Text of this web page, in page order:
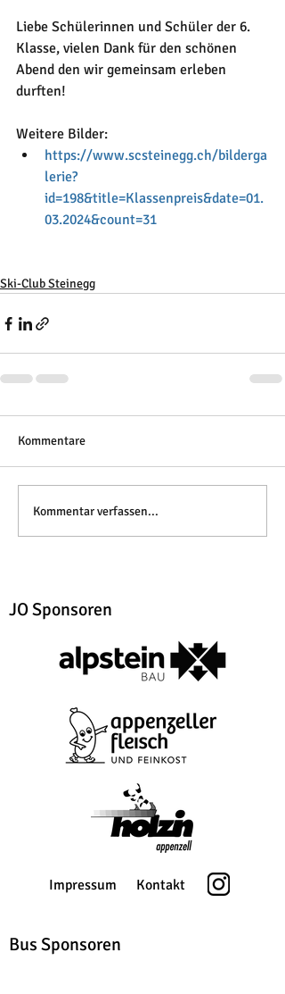
Liebe Schülerinnen und Schüler der 6.
Klasse, vielen Dank für den schönen
Abend den wir gemeinsam erleben
durften!
Weitere Bilder:
https://www.scsteinegg.ch/bilderga
lerie?
id=198&title=Klassenpreis&date=01.
03.2024&count=31
Ski-Club Steinegg
Kommentare
Kommentar verfassen...
JO Sponsoren
Impressum Kontakt
Bus Sponsoren